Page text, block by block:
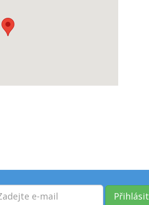
Přihlásit